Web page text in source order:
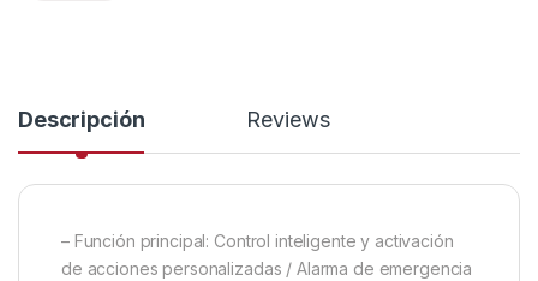
Descripción Reviews
– Función principal: Control inteligente y activación
de acciones personalizadas / Alarma de emergencia